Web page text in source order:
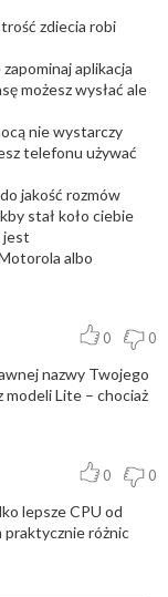
zdiecia robi
aplikacja
możesz wysłać ale
nie wystarczy
telefonu używać
jakość rozmów
stał koło ciebie
jest
albo
0 0
nazwy Twojego
modeli Lite – chociaż
0 0
lepsze CPU od
praktycznie różnic